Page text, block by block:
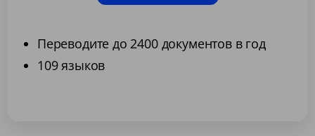
Переводите до 2400 документов в год
109 языков